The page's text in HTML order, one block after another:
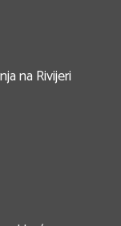
na Rivijeri